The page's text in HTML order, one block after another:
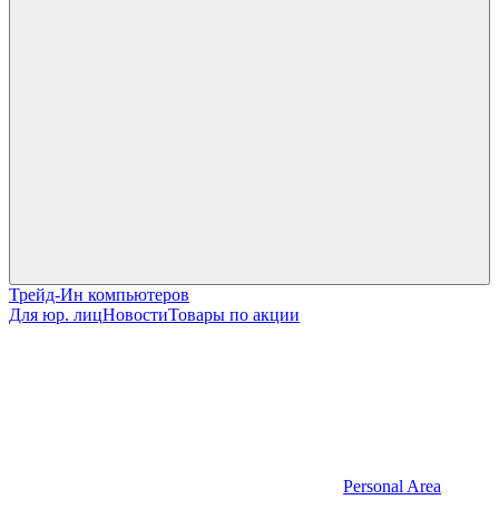
Трейд-Ин компьютеров
Для юр. лицНовостиТовары по акции
Personal Area